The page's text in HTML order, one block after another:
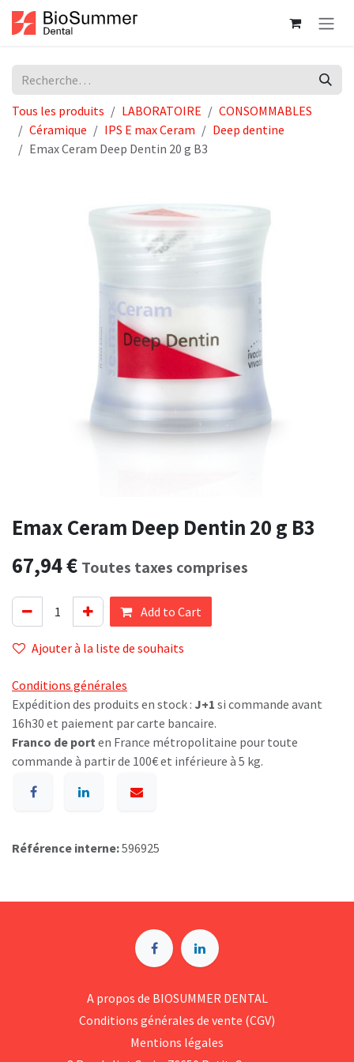
Se rendre au contenu
Tous les produits LABORATOIRE
CONSOMMABLES
Céramique
IPS E max Ceram
Deep dentine
Emax Ceram Deep Dentin 20 g B3
Emax Ceram Deep Dentin 20 g B3
67,94€ Toutes taxes comprises
Add to Cart
Ajouter à la liste de souhaits
Conditions générales
Expédition des produits en stock : J+1 si commande avant
16h30 et paiement par carte bancaire.
Franco de port en France métropolitaine pour toute
commande à partir de 100€ et inférieure à 5 kg.
Référence interne:596925
A p​ropos de BIOSUMMER DENTAL
Conditions générales d​e vente (CGV)
Mentions légales